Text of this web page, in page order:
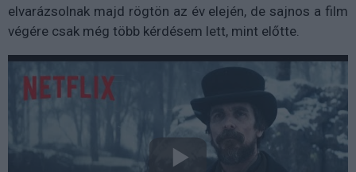
elvarázsolnak majd rögtön az év elején, de sajnos a film
végére csak még több kérdésem lett, mint előtte.